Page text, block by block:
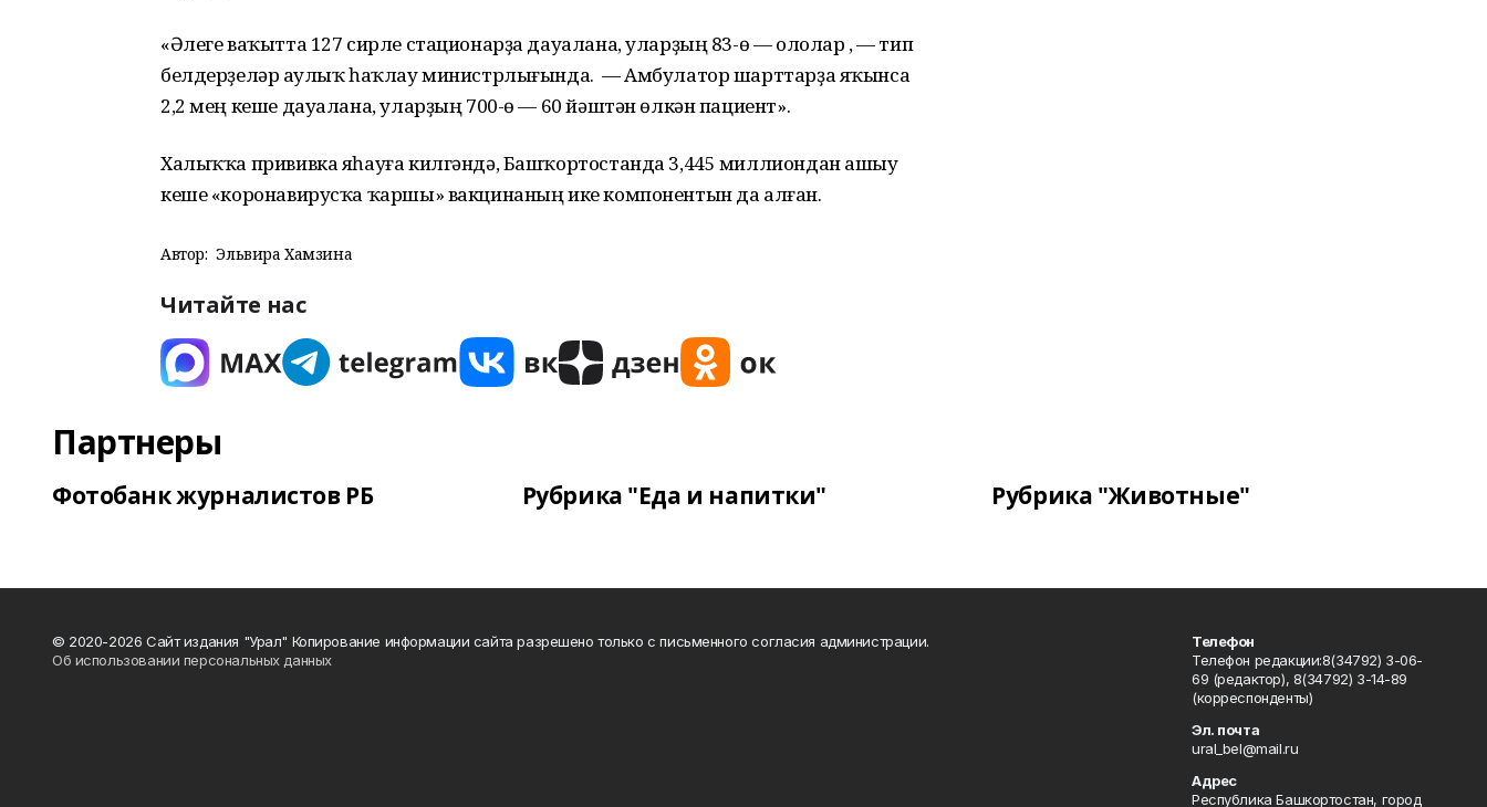
«Әлеге ваҡытта 127 сирле стационарҙа дауалана, уларҙың 83-ө — ололар , — тип
белдерҙеләр Һаулыҡ һаҡлау министрлығында. — Амбулатор шарттарҙа яҡынса
2,2 мең кеше дауалана, уларҙың 700-ө — 60 йәштән өлкән пациент».
Халыҡҡа прививка яһауға килгәндә, Башҡортостанда 3,445 миллиондан ашыу
кеше «коронавирусҡа ҡаршы» вакцинаның ике компонентын да алған.
Автор: Эльвира Хамзина
Читайте нас
Партнеры
Фотобанк журналистов РБ Рубрика "Еда и напитки" Рубрика "Животные"
© 2020-2026 Сайт издания "Урал" Копирование информации сайта разрешено только с письменного согласия администрации.
Об использовании персональных данных
Телефон
Телефон редакции:8(34792) 3-06-
69 (редактор), 8(34792) 3-14-89
(корреспонденты)
Эл. почта
ural_bel@mail.ru
Адрес
Республика Башкортостан, город